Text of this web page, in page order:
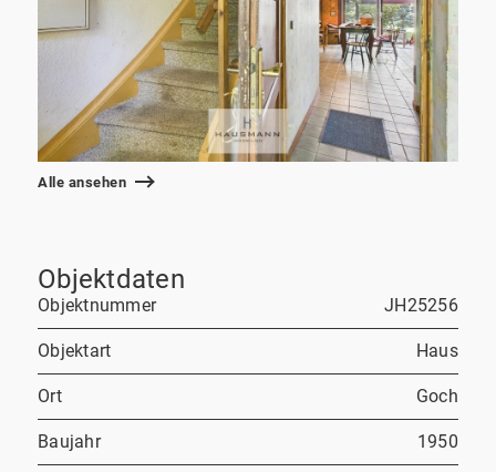
Alle ansehen
Objektdaten
Objektnummer JH25256
Objektart Haus
Ort Goch
Baujahr 1950